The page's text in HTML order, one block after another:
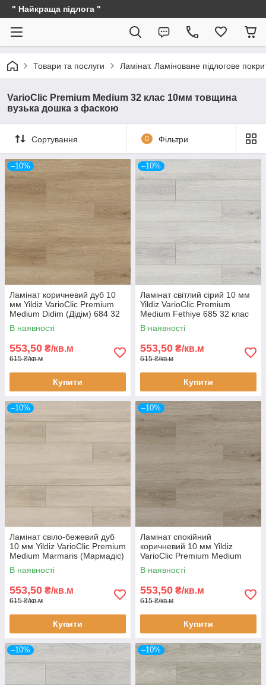
" Найкраща підлога "
Товари та послуги Ламінат. Ламіноване підлогове
VarioClic Premium Medium 32 клас 10мм товщина
вузька дошка з фаскою
Сортування 0 Фільтри
–10%
Ламінат коричневий дуб 10
мм Yildiz VarioClic Premium
Medium Didim (Дідім) 684 32
клас вузька дошка з фаскою
В наявності
553,50 ₴/кв.м
615 ₴/кв.м
Купити
–10%
Ламінат світлий сірий 10 мм
Yildiz VarioClic Premium
Medium Fethiye 685 32 клас
вузька дошка з фаскою
В наявності
553,50 ₴/кв.м
615 ₴/кв.м
Купити
–10%
Ламінат свіло-бежевий дуб
10 мм Yildiz VarioClic Premium
Medium Marmaris (Мармадіс)
686 32 клас вузька дошка з
фаскою
В наявності
553,50 ₴/кв.м
615 ₴/кв.м
Купити
–10%
Ламінат спокійний
коричневий 10 мм Yildiz
VarioClic Premium Medium
Side (Сіде) 687 32 клас
вузька дошка з фаскою
В наявності
553,50 ₴/кв.м
615 ₴/кв.м
Купити
–10% –10%